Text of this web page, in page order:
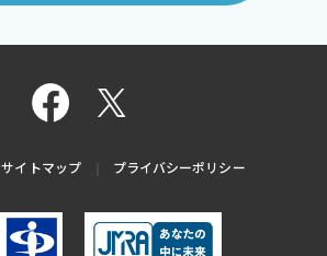
サイトマップ プライバシーポリシー